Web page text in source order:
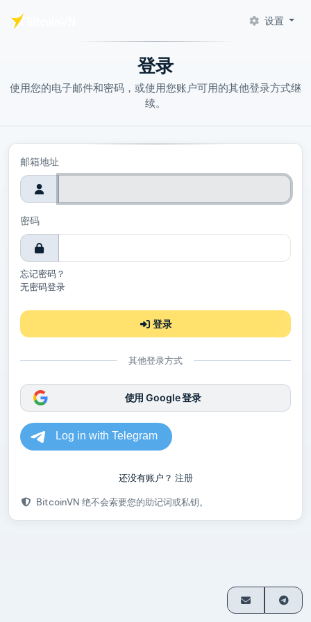
设置
登录
使用您的电子邮件和密码，或使用您账户可用的其他登录方式继
续。
邮箱地址
密码
忘记密码？
无密码登录
登录
其他登录方式
使用 Google 登录
还没有账户？ 注册
BitcoinVN 绝不会索要您的助记词或私钥。